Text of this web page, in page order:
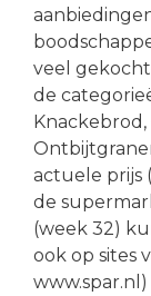
veel
de
Knackebrod,
actuele prijs
de
(week 32)
ook op sites